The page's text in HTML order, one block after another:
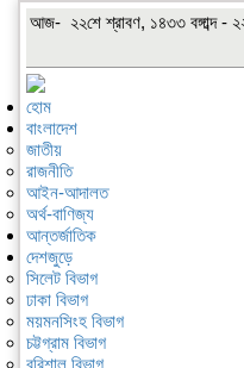
আজ- ২২শে শ্রাবণ, ১৪৩৩ বঙ্গাব্দ -
হোম
বাংলাদেশ
জাতীয়
রাজনীতি
আইন-আদালত
অর্থ-বাণিজ্য
আন্তর্জাতিক
দেশজুড়ে
সিলেট বিভাগ
ঢাকা বিভাগ
ময়মনসিংহ বিভাগ
চট্টগ্রাম বিভাগ
বরিশাল বিভাগ